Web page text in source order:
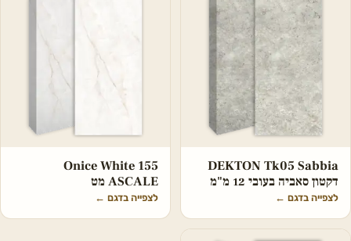
DEKTON Tk05 Sabbia
דקטון סאביה בעובי 12 מ"מ
לצפייה בדגם ←
Onice White 155
ASCALE מט
לצפייה בדגם ←